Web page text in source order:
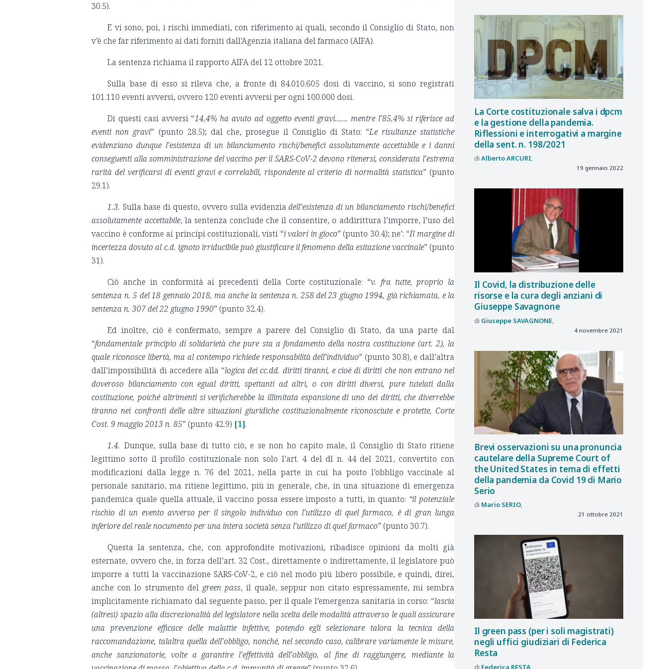
30.5).
E vi sono, poi, i rischi immediati, con riferimento ai quali, secondo il Consiglio di Stato, non
v’è che far riferimento ai dati forniti dall’Agenzia italiana del farmaco (AIFA).
La sentenza richiama il rapporto AIFA del 12 ottobre 2021.
Sulla base di esso si rileva che, a fronte di 84.010.605 dosi di vaccino, si sono registrati
101.110 eventi avversi, ovvero 120 eventi avversi per ogni 100.000 dosi.
Di questi casi avversi “14,4% ha avuto ad oggetto eventi gravi……. mentre l’85,4% si riferisce ad
eventi non gravi” (punto 28.5); dal che, prosegue il Consiglio di Stato: “Le risultanze statistiche
evidenziano dunque l’esistenza di un bilanciamento rischi/benefici assolutamente accettabile e i danni
conseguenti alla somministrazione del vaccino per il SARS-CoV-2 devono ritenersi, considerata l’estrema
rarità del verificarsi di eventi gravi e correlabili, rispondente al criterio di normalità statistica” (punto
29.1).
1.3. Sulla base di questo, ovvero sulla evidenziadell’esistenza di un bilanciamento rischi/benefici
assolutamente accettabile, la sentenza conclude che il consentire, o addirittura l’imporre, l’uso del
vaccino è conforme ai principi costituzionali, visti “i valori in gioco” (punto 30.4); ne’: “Il margine di
incertezza dovuto al c.d. ignoto irriducibile può giustificare il fenomeno della esitazione vaccinale” (punto
31).
Ciò anche in conformità ai precedenti della Corte costituzionale: “v. fra tutte, proprio la
sentenza n. 5 del 18 gennaio 2018, ma anche la sentenza n. 258 del 23 giugno 1994, già richiamata, e la
sentenza n. 307 del 22 giugno 1990” (punto 32.4).
Ed inoltre, ciò è confermato, sempre a parere del Consiglio di Stato, da una parte dal
“fondamentale principio di solidarietà che pure sta a fondamento della nostra costituzione (art. 2), la
quale riconosce libertà, ma al contempo richiede responsabilità dell’individuo” (punto 30.8), e dall’altra
dall’impossibilità di accedere alla “logica dei cc.dd. diritti tiranni, e cioè di diritti che non entrano nel
doveroso bilanciamento con egual diritti, spettanti ad altri, o con diritti diversi, pure tutelati dalla
costituzione, poiché altrimenti si verificherebbe la illimitata espansione di uno dei diritti, che diverrebbe
tiranno nei confronti delle altre situazioni giuridiche costituzionalmente riconosciute e protette, Corte
Cost. 9 maggio 2013 n. 85” (punto 42.9) [1].
1.4. Dunque, sulla base di tutto ciò, e se non ho capito male, il Consiglio di Stato ritiene
legittimo sotto il profilo costituzionale non solo l’art. 4 del dl n. 44 del 2021, convertito con
modificazioni dalla legge n. 76 del 2021, nella parte in cui ha posto l’obbligo vaccinale al
personale sanitario, ma ritiene legittimo, più in generale, che, in una situazione di emergenza
pandemica quale quella attuale, il vaccino possa essere imposto a tutti, in quanto: “il potenziale
rischio di un evento avverso per il singolo individuo con l’utilizzo di quel farmaco, è di gran lunga
inferiore del reale nocumento per una intera società senza l’utilizzo di quel farmaco” (punto 30.7).
Questa la sentenza, che, con approfondite motivazioni, ribadisce opinioni da molti già
esternate, ovvero che, in forza dell’art. 32 Cost., direttamente o indirettamente, il legislatore può
imporre a tutti la vaccinazione SARS-CoV-2, e ciò nel modo più libero possibile, e quindi, direi,
anche con lo strumento del green pass, il quale, seppur non citato espressamente, mi sembra
implicitamente richiamato dal seguente passo, per il quale l’emergenza sanitaria in corso: “lascia
(altresì) spazio alla discrezionalità del legislatore nella scelta delle modalità attraverso le quali assicurare
una prevenzione efficace delle malattie infettive, potendo egli selezionare talora la tecnica della
raccomandazione, talaltra quella dell’obbligo, nonché, nel secondo caso, calibrare variamente le misure,
anche sanzionatorie, volte a garantire l’effettività dell’obbligo, al fine di raggiungere, mediante la
La Corte costituzionale salva i dpcm
e la gestione della pandemia.
Riflessioni e interrogativi a margine
della sent. n. 198/2021
AlbertoARCURI
19 gennaio 2022
Il Covid, la distribuzione delle
risorse e la cura degli anziani di
Giuseppe Savagnone
Giuseppe SAVAGNONE
4 novembre 2021
Brevi osservazioni su una pronuncia
cautelare della Supreme Court of
the United States in tema di effetti
della pandemia da Covid 19 di Mario
Serio
Mario SERIO
21 ottobre 2021
Il green pass (per i soli magistrati)
negli uffici giudiziari di Federica
Resta
Federica RESTA